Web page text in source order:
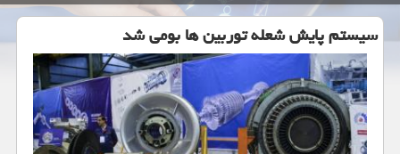
سیستم پایش شعله توربین ها بومی شد